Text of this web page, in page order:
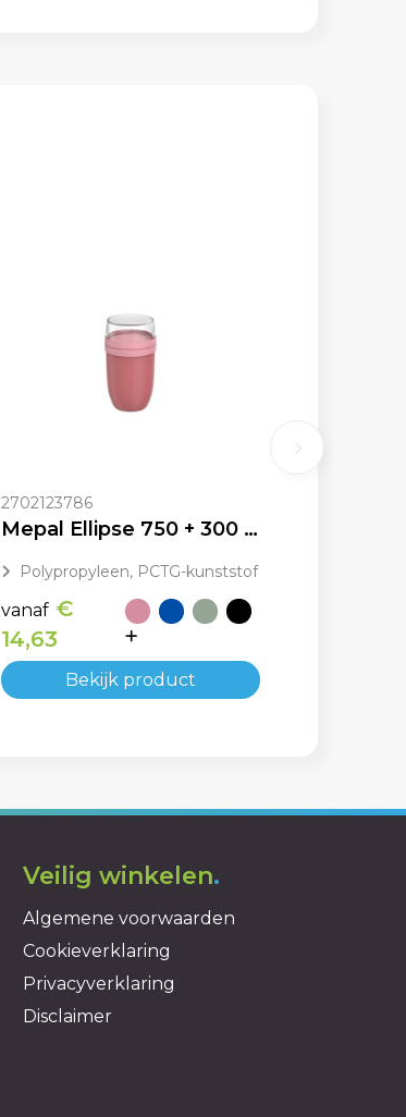
2702123786
Mepal Ellipse 750 + 300 ml lunchpot
Polypropyleen, PCTG-kunststof
vanaf €
14,63
Bekijk product
Veilig winkelen.
Algemene voorwaarden
Cookieverklaring
Privacyverklaring
Disclaimer